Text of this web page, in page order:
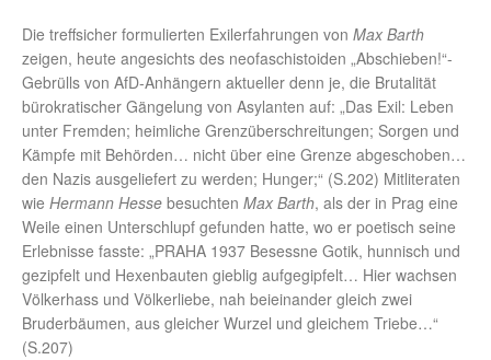
Die treffsicher formulierten Exilerfahrungen von Max Barth
zeigen, heute angesichts des neofaschistoiden „Abschieben!“-
Gebrülls von AfD-Anhängern aktueller denn je, die Brutalität
bürokratischer Gängelung von Asylanten auf: „Das Exil: Leben
unter Fremden; heimliche Grenzüberschreitungen; Sorgen und
Kämpfe mit Behörden… nicht über eine Grenze abgeschoben…
den Nazis ausgeliefert zu werden; Hunger;“ (S.202) Mitliteraten
wie Hermann Hesse besuchten Max Barth, als der in Prag eine
Weile einen Unterschlupf gefunden hatte, wo er poetisch seine
Erlebnisse fasste: „PRAHA 1937 Besessne Gotik, hunnisch und
gezipfelt und Hexenbauten gieblig aufgegipfelt… Hier wachsen
Völkerhass und Völkerliebe, nah beieinander gleich zwei
Bruderbäumen, aus gleicher Wurzel und gleichem Triebe…“
(S.207)